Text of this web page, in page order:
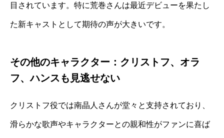
目されています。特に荒巻さんは最近デビューを果たし
た新キャストとして期待の声が大きいです。
その他のキャラクター：クリストフ、オラ
フ、ハンスも見逃せない
クリストフ役では南晶人さんが堂々と支持されており、
滑らかな歌声やキャラクターとの親和性がファンに喜ば